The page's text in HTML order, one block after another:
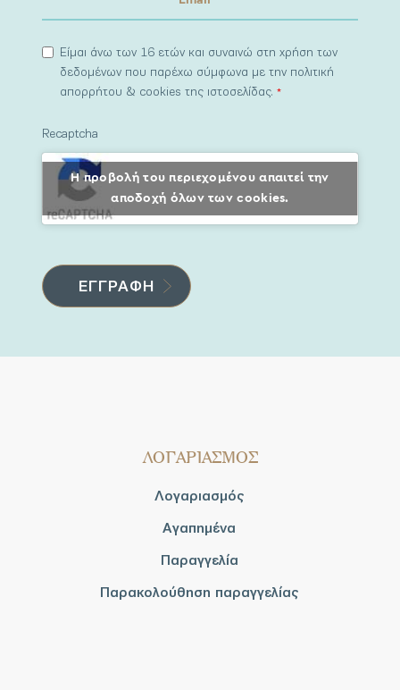
Είμαι άνω των 16 ετών και συναινώ στη χρήση των
δεδομένων που παρέχω σύμφωνα με την πολιτική
απορρήτου & cookies της ιστοσελίδας.*
Recaptcha
Η προβολή του περιεχομένου απαιτεί την
αποδοχή όλων των cookies.
ΛΟΓΑΡΙΑΣΜΟΣ
Λογαριασμός
Αγαπημένα
Παραγγελία
Παρακολούθηση παραγγελίας